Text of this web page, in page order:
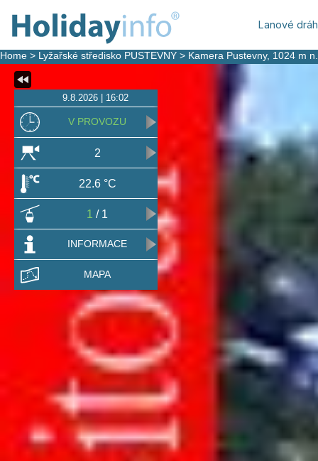
9.8.2026 | 16:02
V PROVOZU
2
22.6 °C
1 / 1
INFORMACE
MAPA
Lanové
Home > Lyžařské středisko PUSTEVNY > Kamera Pustevny, 1024 m